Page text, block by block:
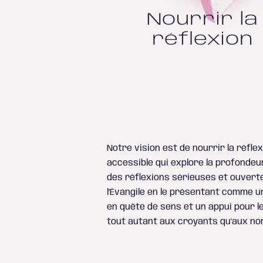
Nourrir la
réflexion
Notre vision est de nourrir la
accessible qui explore la
des réflexions sérieuses et
l’Évangile en le présentant comme
en quête de sens et un appui pour
tout autant aux croyants qu'aux
s'engager dans des
Finalement, il cherche à cultiver
favorisant un dialogue paisible,
christianisme plutôt que sur les